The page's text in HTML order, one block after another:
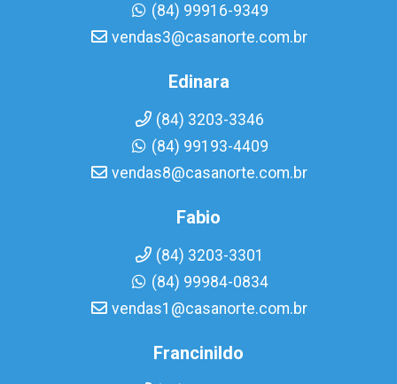
(84) 99916-9349
vendas3@casanorte.com.br
Edinara
(84) 3203-3346
(84) 99193-4409
vendas8@casanorte.com.br
Fabio
(84) 3203-3301
(84) 99984-0834
vendas1@casanorte.com.br
Francinildo